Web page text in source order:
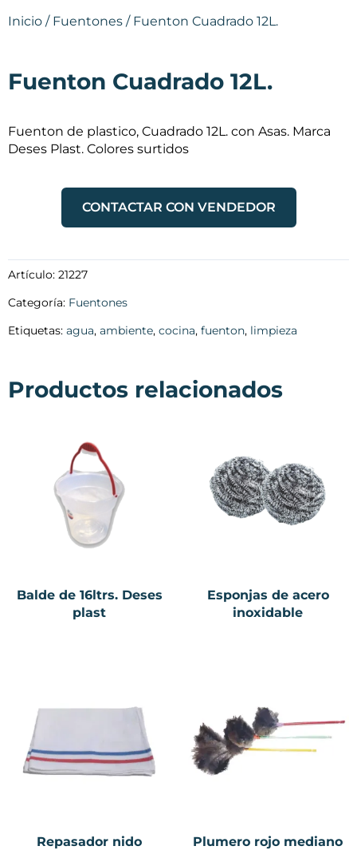
Inicio / Fuentones / Fuenton Cuadrado 12L.
Fuenton Cuadrado 12L.
Fuenton de plastico, Cuadrado 12L. con Asas. Marca
Deses Plast. Colores surtidos
CONTACTAR CON VENDEDOR
Artículo: 21227
Categoría: Fuentones
Etiquetas: agua, ambiente, cocina, fuenton, limpieza
Productos relacionados
Balde de 16ltrs. Deses
plast
Esponjas de acero
inoxidable
Repasador nido
Plumero rojo mediano